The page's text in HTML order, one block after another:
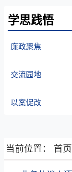
学思践悟
廉政聚焦
交流园地
以案促改
当前位置： 首页